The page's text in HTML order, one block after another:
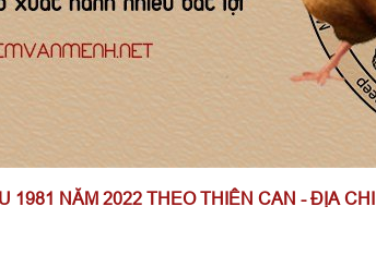
1981 NĂM 2022 THEO THIÊN CAN - ĐỊA CHI